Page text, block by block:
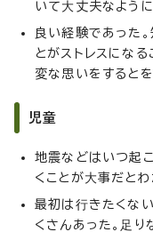
いて⼤丈夫なよう
良い経験であった
とがストレスにな
変な思いをするとを
児童
地震などはいつ起
くことが⼤事だとわ
最初は⾏きたくな
くさんあった。⾜り